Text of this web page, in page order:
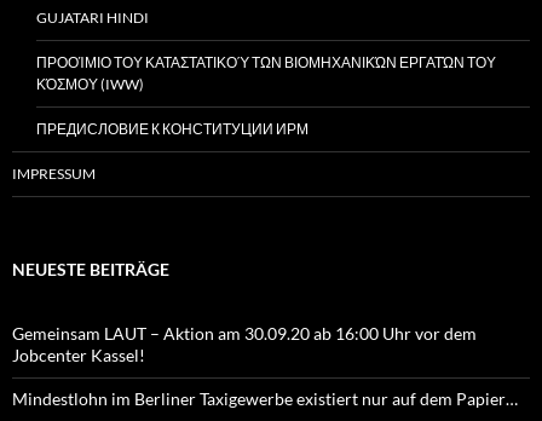
GUJATARI HINDI
ΠΡΟΟΊΜΙΟ ΤΟΥ ΚΑΤΑΣΤΑΤΙΚΟΎ ΤΩΝ ΒΙΟΜΗΧΑΝΙΚΏΝ ΕΡΓΑΤΏΝ ΤΟΥ
ΚΌΣΜΟΥ (IWW)
ПРЕДИСЛОВИЕ К КОНСТИТУЦИИ ИРМ
IMPRESSUM
NEUESTE BEITRÄGE
Gemeinsam LAUT – Aktion am 30.09.20 ab 16:00 Uhr vor dem
Jobcenter Kassel!
Mindestlohn im Berliner Taxigewerbe existiert nur auf dem Papier…